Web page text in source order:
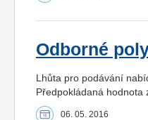
Odborné
Lhůta pro podávání
Předpokládaná hodnota
06. 05. 2016